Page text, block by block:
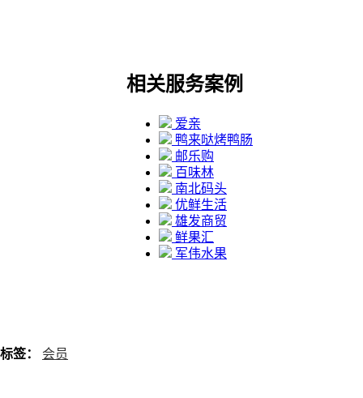
相关服务案例
爱亲
鸭来哒烤鸭肠
邮乐购
百味林
南北码头
优鲜生活
雄发商贸
鲜果汇
军伟水果
标签： 会员